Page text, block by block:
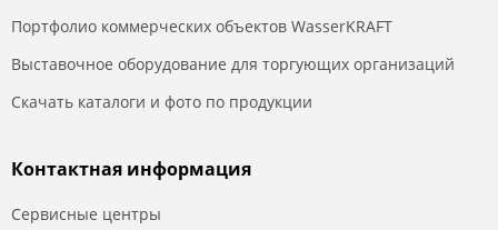
Портфолио коммерческих объектов WasserKRAFT
Выставочное оборудование для торгующих организаций
Скачать каталоги и фото по продукции
Контактная информация
Сервисные центры